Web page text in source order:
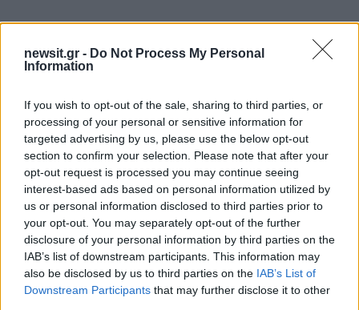
newsit.gr - Do Not Process My Personal
Information
If you wish to opt-out of the sale, sharing to third parties, or
processing of your personal or sensitive information for
targeted advertising by us, please use the below opt-out
section to confirm your selection. Please note that after your
opt-out request is processed you may continue seeing
interest-based ads based on personal information utilized by
us or personal information disclosed to third parties prior to
your opt-out. You may separately opt-out of the further
disclosure of your personal information by third parties on the
IAB’s list of downstream participants. This information may
also be disclosed by us to third parties on the IAB’s List of
Downstream Participants that may further disclose it to other